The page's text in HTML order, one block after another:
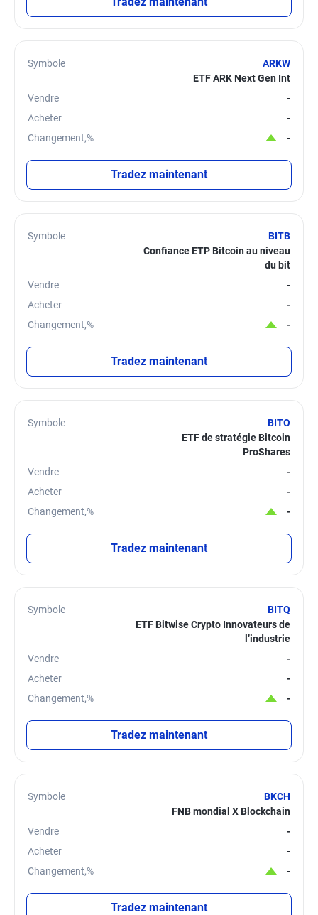
Symbole
ARKW
ETF ARK Next Gen Int
Vendre
-
Acheter
-
Changement,%
-
Tradez maintenant
Symbole
BITB
Confiance ETP Bitcoin au niveau
du bit
Vendre
-
Acheter
-
Changement,%
-
Tradez maintenant
Symbole
BITO
ETF de stratégie Bitcoin
ProShares
Vendre
-
Acheter
-
Changement,%
-
Tradez maintenant
Symbole
BITQ
ETF Bitwise Crypto Innovateurs de
l’industrie
Vendre
-
Acheter
-
Changement,%
-
Tradez maintenant
Symbole
BKCH
FNB mondial X Blockchain
Vendre
-
Acheter
-
Changement,%
-
Tradez maintenant